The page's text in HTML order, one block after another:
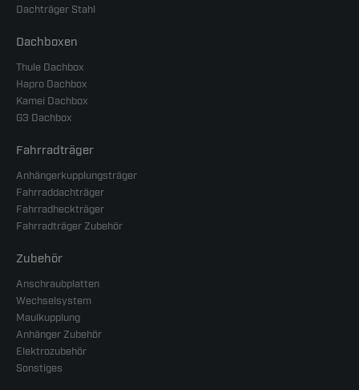
Dachträger Stahl
Dachboxen
Thule Dachbox
Hapro Dachbox
Kamei Dachbox
G3 Dachbox
Fahrradträger
Anhängerkupplungsträger
Fahrraddachträger
Fahrradheckträger
Fahrradträger Zubehör
Zubehör
Anschraubplatten
Wechselsystem
Maulkupplung
Anhänger Zubehör
Elektrozubehör
Sonstiges